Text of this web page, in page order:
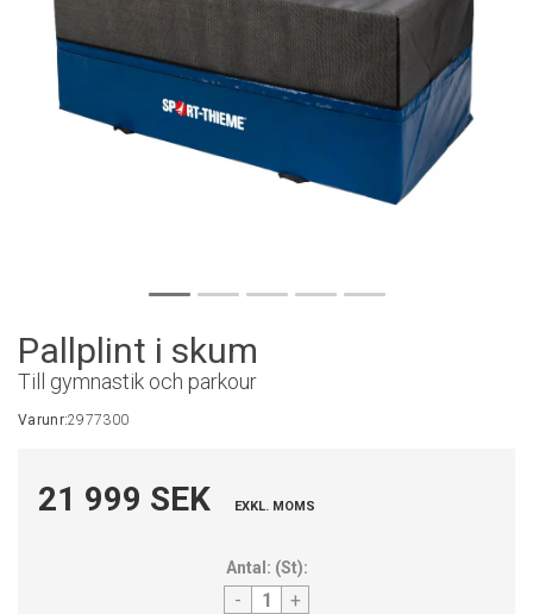
Pallplint i skum
Till gymnastik och parkour
Varunr:2977300
21 999 SEK EXKL. MOMS
Antal: (St):
- +